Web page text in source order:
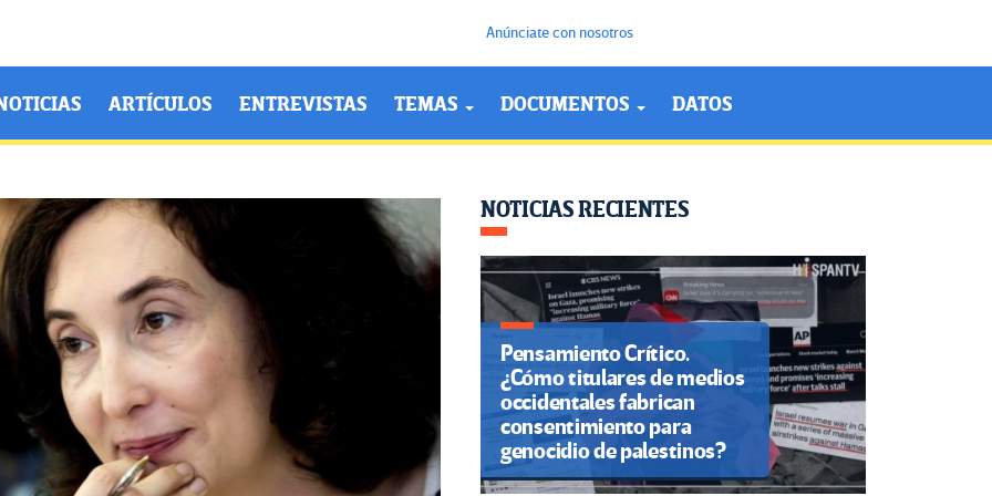
Anúnciate con nosotros
ARTÍCULOS ENTREVISTAS TEMAS DOCUMENTOS DATOS
NOTICIAS RECIENTES
Pensamiento Crítico.
¿Cómo titulares de medios
occidentales fabrican
consentimiento para
genocidio de palestinos?